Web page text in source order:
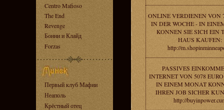
Centro Mafioso
The End
Revenge
Бонни и Клайд
Forzas
Первый клуб Мафии
Неаполь
Крёстный отец
ONLINE VERDIENEN VON
IN DER WOCHE - IN
KONNEN SIE SICH EIN
HAUS KAUFEN:
http://
PASSIVES
INTERNET VON 5078
IN EINEM MONAT
IHREN JOB SICHER
http://